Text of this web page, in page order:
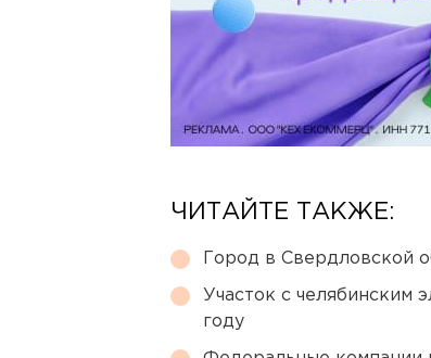
ЧИТАЙТЕ ТАКЖЕ:
Город в Свердловской
Участок с челябинским
году